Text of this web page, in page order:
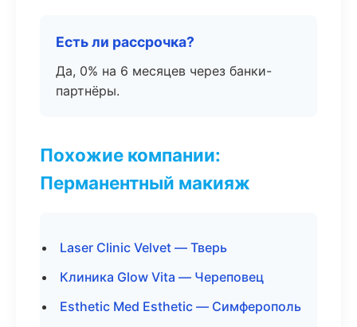
Есть ли рассрочка?
Да, 0% на 6 месяцев через банки-
партнёры.
Похожие компании:
Перманентный макияж
Laser Clinic Velvet — Тверь
Клиника Glow Vita — Череповец
Esthetic Med Esthetic — Симферополь